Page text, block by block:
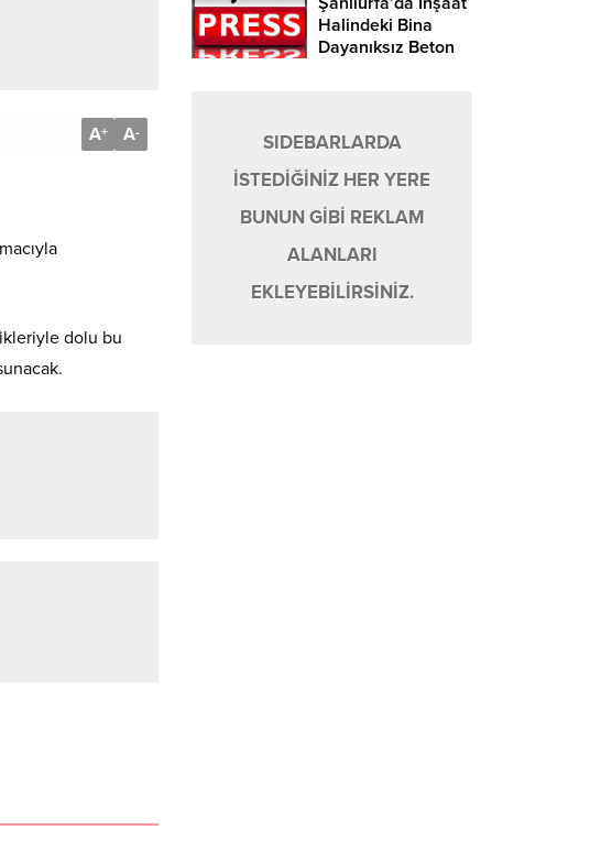
A+ A-
dolu bu
Halindeki Bina
Dayanıksız Beton
SIDEBARLARDA
İSTEDİĞİNİZ HER YERE
BUNUN GİBİ REKLAM
ALANLARI
EKLEYEBİLİRSİNİZ.